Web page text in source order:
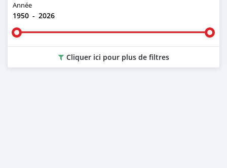
Année
1950 - 2026
Cliquer ici pour plus de filtres